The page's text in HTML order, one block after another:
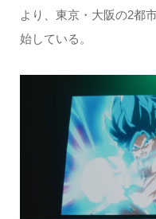
より、東京・大阪の2都
始している。